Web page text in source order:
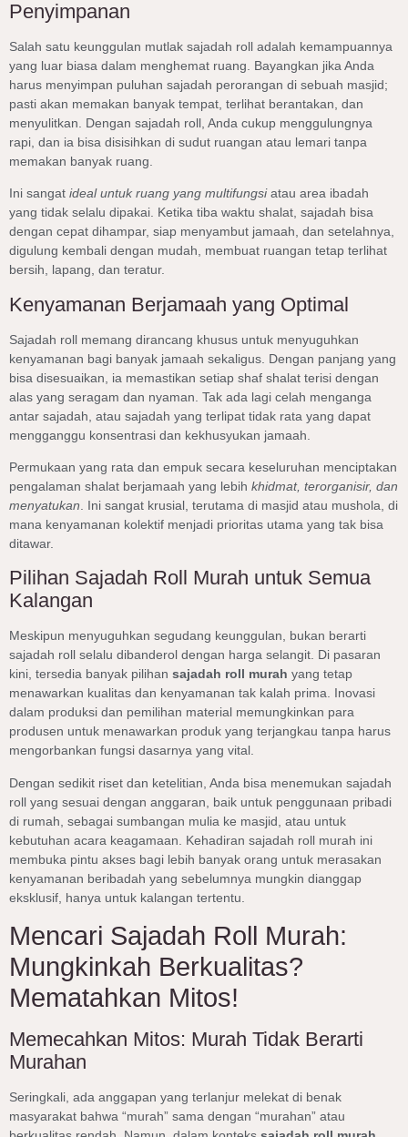
Penyimpanan
Salah satu keunggulan mutlak sajadah roll adalah kemampuannya
yang luar biasa dalam menghemat ruang. Bayangkan jika Anda
harus menyimpan puluhan sajadah perorangan di sebuah masjid;
pasti akan memakan banyak tempat, terlihat berantakan, dan
menyulitkan. Dengan sajadah roll, Anda cukup menggulungnya
rapi, dan ia bisa disisihkan di sudut ruangan atau lemari tanpa
memakan banyak ruang.
Ini sangat ideal untuk ruang yang multifungsiatau area ibadah
yang tidak selalu dipakai. Ketika tiba waktu shalat, sajadah bisa
dengan cepat dihampar, siap menyambut jamaah, dan setelahnya,
digulung kembali dengan mudah, membuat ruangan tetap terlihat
bersih, lapang, dan teratur.
Kenyamanan Berjamaah yang Optimal
Sajadah roll memang dirancang khusus untuk menyuguhkan
kenyamanan bagi banyak jamaah sekaligus. Dengan panjang yang
bisa disesuaikan, ia memastikan setiap shaf shalat terisi dengan
alas yang seragam dan nyaman. Tak ada lagi celah menganga
antar sajadah, atau sajadah yang terlipat tidak rata yang dapat
mengganggu konsentrasi dan kekhusyukan jamaah.
Permukaan yang rata dan empuk secara keseluruhan menciptakan
pengalaman shalat berjamaah yang lebih khidmat, terorganisir, dan
menyatukan . Ini sangat krusial, terutama di masjid atau mushola, di
mana kenyamanan kolektif menjadi prioritas utama yang tak bisa
ditawar.
Pilihan Sajadah Roll Murah untuk Semua
Kalangan
Meskipun menyuguhkan segudang keunggulan, bukan berarti
sajadah roll selalu dibanderol dengan harga selangit. Di pasaran
kini, tersedia banyak pilihan sajadah roll murah yang tetap
menawarkan kualitas dan kenyamanan tak kalah prima. Inovasi
dalam produksi dan pemilihan material memungkinkan para
produsen untuk menawarkan produk yang terjangkau tanpa harus
mengorbankan fungsi dasarnya yang vital.
Dengan sedikit riset dan ketelitian, Anda bisa menemukan sajadah
roll yang sesuai dengan anggaran, baik untuk penggunaan pribadi
di rumah, sebagai sumbangan mulia ke masjid, atau untuk
kebutuhan acara keagamaan. Kehadiran sajadah roll murah ini
membuka pintu akses bagi lebih banyak orang untuk merasakan
kenyamanan beribadah yang sebelumnya mungkin dianggap
eksklusif, hanya untuk kalangan tertentu.
Mencari Sajadah Roll Murah:
Mungkinkah Berkualitas?
Mematahkan Mitos!
Memecahkan Mitos: Murah Tidak Berarti
Murahan
Seringkali, ada anggapan yang terlanjur melekat di benak
masyarakat bahwa “murah” sama dengan “murahan” atau